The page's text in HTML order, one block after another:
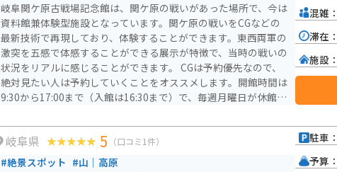
岐阜関ケ原古戦場記念館は、関ケ原の戦いがあった場所で、今は
資料館兼体験型施設となっています。関ケ原の戦いをCGなどの
最新技術で再現しており、体験することができます。東西両軍の
激突を五感で体感することができる展示が特徴で、当時の戦いの
状況をリアルに感じることができます。 CGは予約優先なので、
絶対見たい人は予約していくことをオススメします。開館時間は
9:30から17:00まで（入館は16:30まで）で、毎週月曜日が休館日
味がある人にとって特に楽しめるスポットです。
混雑：
滞在：
施設：
岐阜県 5 （口コミ1件）
#絶景スポット #山｜高原
駐車：
予算：